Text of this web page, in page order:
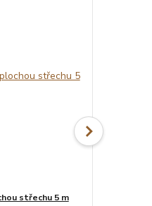
střechu 5 m